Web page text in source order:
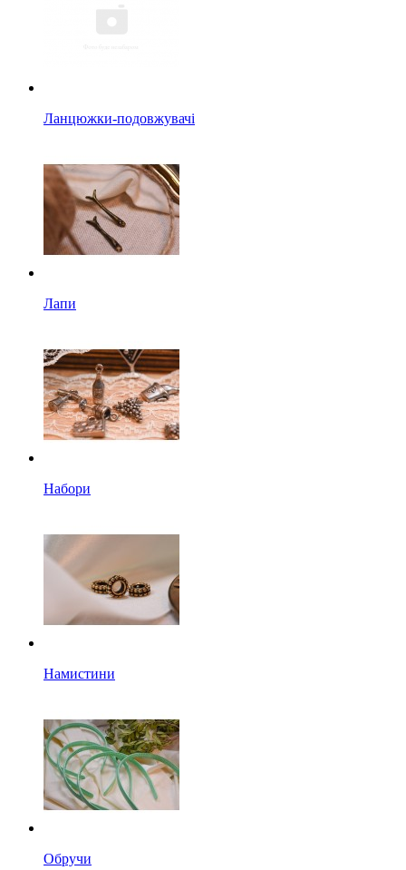
Ланцюжки-подовжувачі
Лапи
Набори
Намистини
Обручи